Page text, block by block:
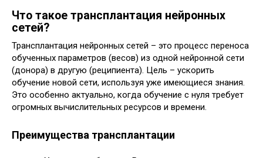
Что такое трансплантация нейронных
сетей?
Трансплантация нейронных сетей – это процесс переноса
обученных параметров (весов) из одной нейронной сети
(донора) в другую (реципиента). Цель – ускорить
обучение новой сети, используя уже имеющиеся знания.
Это особенно актуально, когда обучение с нуля требует
огромных вычислительных ресурсов и времени.
Преимущества трансплантации